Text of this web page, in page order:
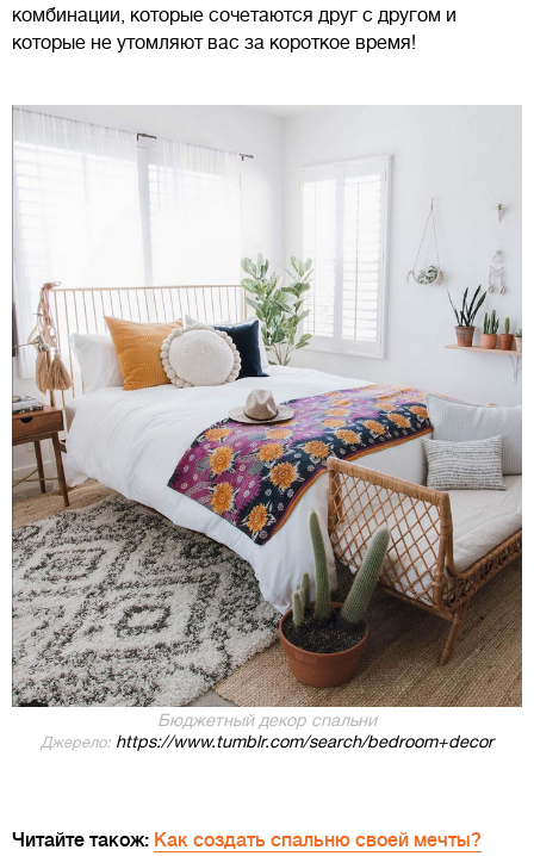
комбинации, которые сочетаются друг с другом и
которые не утомляют вас за короткое время!
Бюджетный декор спальни
Джерело: https://www.tumblr.com/search/bedroom+decor
Читайте також: Как создать спальню своей мечты?